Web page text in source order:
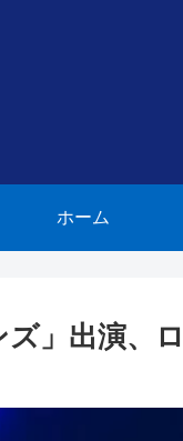
ホーム
ズ」出演、